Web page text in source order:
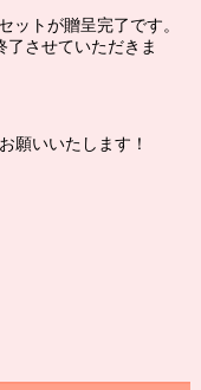
ットが贈呈完了です。
させていただきま
願いいたします！